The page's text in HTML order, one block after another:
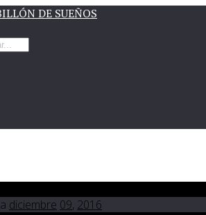
DE SUEÑOS
diciembre 09, 2016